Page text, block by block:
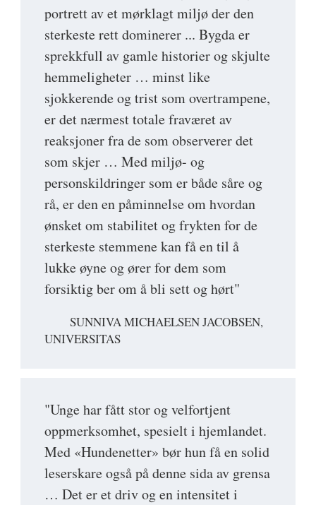
portrett av et mørklagt miljø der den
sterkeste rett dominerer ... Bygda er
sprekkfull av gamle historier og skjulte
hemmeligheter … minst like
sjokkerende og trist som overtrampene,
er det nærmest totale fraværet av
reaksjoner fra de som observerer det
som skjer … Med miljø- og
personskildringer som er både såre og
rå, er den en påminnelse om hvordan
ønsket om stabilitet og frykten for de
sterkeste stemmene kan få en til å
lukke øyne og ører for dem som
forsiktig ber om å bli sett og hørt"
SUNNIVA MICHAELSEN JACOBSEN,
UNIVERSITAS
"Unge har fått stor og velfortjent
oppmerksomhet, spesielt i hjemlandet.
Med «Hundenetter» bør hun få en solid
leserskare også på denne sida av grensa
… Det er et driv og en intensitet i